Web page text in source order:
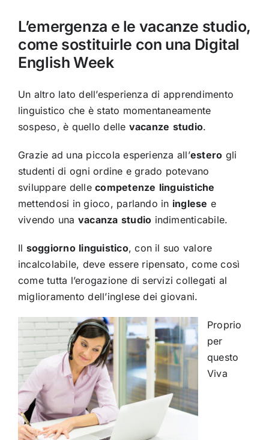
L’emergenza e le vacanze studio,
come sostituirle con una Digital
English Week
Un altro lato dell’esperienza di apprendimento
linguistico che è stato momentaneamente
sospeso, è quello delle vacanze studio.
Grazie ad una piccola esperienza all’estero gli
studenti di ogni ordine e grado potevano
sviluppare dellecompetenze linguistiche
mettendosi in gioco, parlando in inglese e
vivendo una vacanza studio indimenticabile.
Il soggiorno linguistico, con il suo valore
incalcolabile, deve essere ripensato, come così
come tutta l’erogazione di servizi collegati al
miglioramento dell’inglese dei giovani.
Proprio
per
questo
Viva